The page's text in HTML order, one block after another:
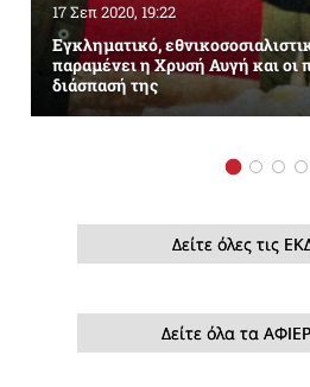
17 Σεπ 2020, 19:22
Εγκληματικό,
παραμένει η Χρυσή Αυγή και οι
διάσπασή της
Δείτε όλες τις
Δείτε όλα τα